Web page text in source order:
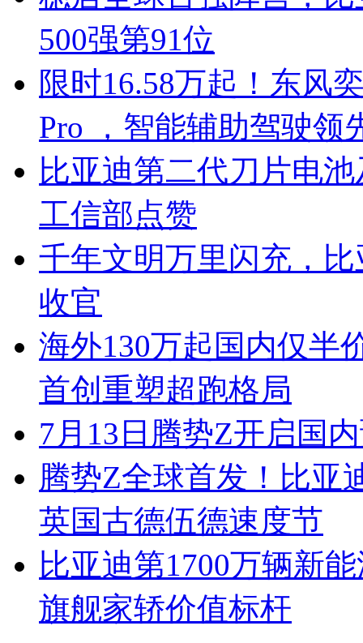
500强第91位
限时16.58万起！东风
Pro ，智能辅助驾驶领
比亚迪第二代刀片电
工信部点赞
千年文明万里闪充，
收官
海外130万起国内仅半
首创重塑超跑格局
7月13日腾势Z开启国
腾势Z全球首发！比亚
英国古德伍德速度节
比亚迪第1700万辆新
旗舰家轿价值标杆